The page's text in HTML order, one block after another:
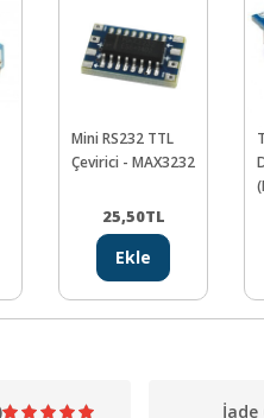
Mini RS232 TTL
Çevirici - MAX3232
25,50TL
Ekle
İade